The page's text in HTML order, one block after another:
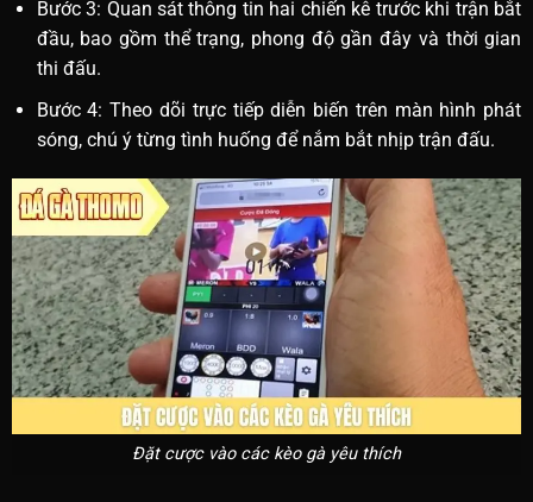
Bước 3: Quan sát thông tin hai chiến kê trước khi trận bắt
đầu, bao gồm thể trạng, phong độ gần đây và thời gian
thi đấu.
Bước 4: Theo dõi trực tiếp diễn biến trên màn hình phát
sóng, chú ý từng tình huống để nắm bắt nhịp trận đấu.
Đặt cược vào các kèo gà yêu thích